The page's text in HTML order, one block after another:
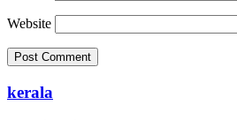
Website
kerala